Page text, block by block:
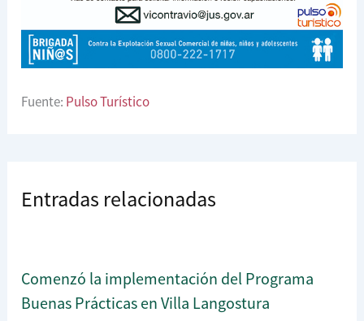
Fuente: Pulso Turístico
Entradas relacionadas
Comenzó la implementación del Programa
Buenas Prácticas en Villa Langostura